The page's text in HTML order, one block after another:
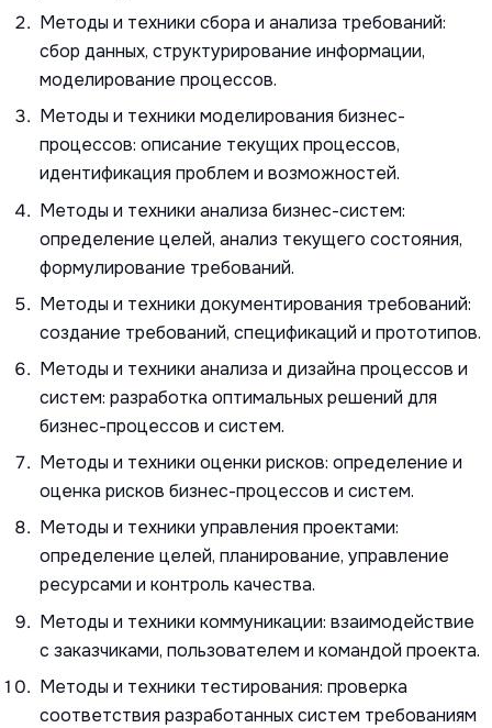
Методы и техники сбора и анализа требований:
сбор данных, структурирование информации,
моделирование процессов.
Методы и техники моделирования бизнес-
процессов: описание текущих процессов,
идентификация проблем и возможностей.
Методы и техники анализа бизнес-систем:
определение целей, анализ текущего состояния,
формулирование требований.
Методы и техники документирования требований:
создание требований, спецификаций и прототипов.
Методы и техники анализа и дизайна процессов и
систем: разработка оптимальных решений для
бизнес-процессов и систем.
Методы и техники оценки рисков: определение и
оценка рисков бизнес-процессов и систем.
Методы и техники управления проектами:
определение целей, планирование, управление
ресурсами и контроль качества.
Методы и техники коммуникации: взаимодействие
с заказчиками, пользователем и командой проекта.
Методы и техники тестирования: проверка
соответствия разработанных систем требованиям